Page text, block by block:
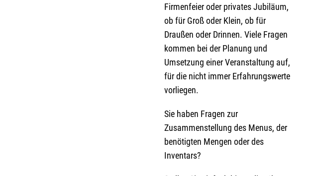
Firmenfeier oder privates Jubiläum,
ob für Groß oder Klein, ob für
Draußen oder Drinnen. Viele Fragen
kommen bei der Planung und
Umsetzung einer Veranstaltung auf,
für die nicht immer Erfahrungswerte
vorliegen.
Sie haben Fragen zur
Zusammenstellung des Menus, der
benötigten Mengen oder des
Inventars?